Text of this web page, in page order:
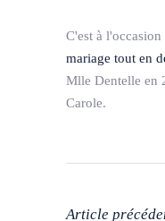
C'est à l'occasion
mariage tout en
Mlle Dentelle en
Carole.
Article